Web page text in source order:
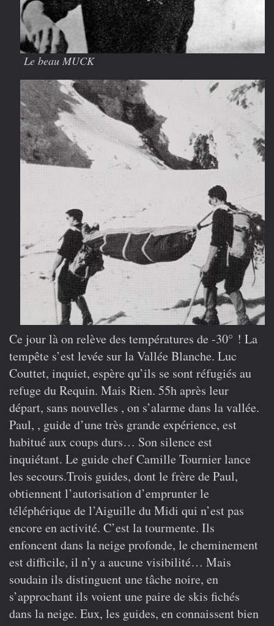
Le beau MUCK
Ce jour là on relève des températures de -30° ! La
tempête s’est levée sur la Vallée Blanche. Luc
Couttet, inquiet, espère qu’ils se sont réfugiés au
refuge du Requin. Mais Rien. 55h après leur
départ, sans nouvelles , on s’alarme dans la vallée.
Paul, , guide d’une très grande expérience, est
habitué aux coups durs… Son silence est
inquiétant. Le guide chef Camille Tournier lance
les secours.Trois guides, dont le frère de Paul,
obtiennent l’autorisation d’emprunter le
téléphérique de l’Aiguille du Midi qui n’est pas
encore en activité. C’est la tourmente. Ils
enfoncent dans la neige profonde, le cheminement
est difficile, il n’y a aucune visibilité… Mais
soudain ils distinguent une tâche noire, en
s’approchant ils voient une paire de skis fichés
dans la neige. Eux, les guides, en connaissent bien